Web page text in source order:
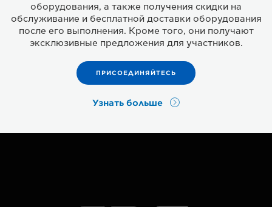
оборудования, а также получения скидки на
обслуживание и бесплатной доставки оборудования
после его выполнения. Кроме того, они получают
эксклюзивные предложения для участников.
ПРИСОЕДИНЯЙТЕСЬ
Узнать больше